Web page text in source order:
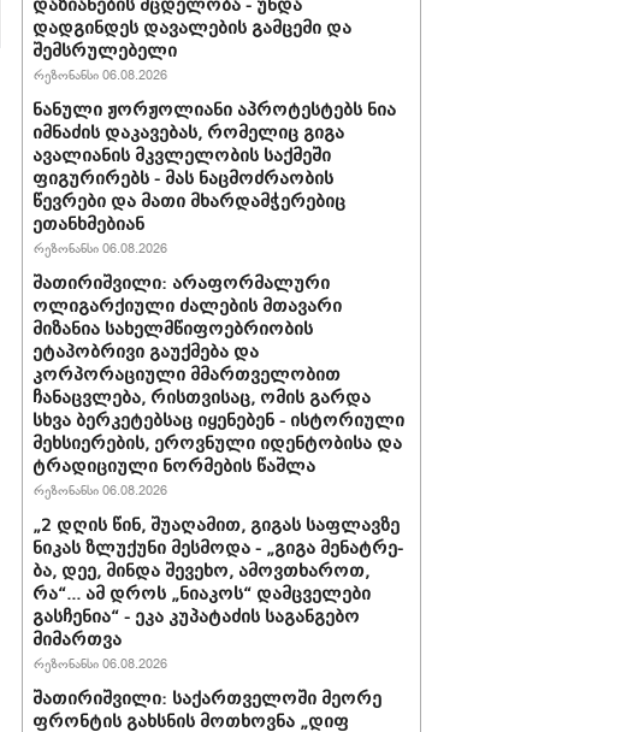
დაზიანების მცდელობა - უნდა
დადგინდეს დავალების გამცემი და
შემსრულებელი
რეზონანსი 06.08.2026
ნანული ჟორჟოლიანი აპროტესტებს ნია
იმნაძის დაკავებას, რომელიც გიგა
ავალიანის მკვლელობის საქმეში
ფიგურირებს - მას ნაცმოძრაობის
წევრები და მათი მხარდამჭერებიც
ეთანხმებიან
რეზონანსი 06.08.2026
შათირიშვილი: არაფორმალური
ოლიგარქიული ძალების მთავარი
მიზანია სახელმწიფოებრიობის
ეტაპობრივი გაუქმება და
კორპორაციული მმართველობით
ჩანაცვლება, რისთვისაც, ომის გარდა
სხვა ბერკეტებსაც იყენებენ - ისტორიული
მეხსიერების, ეროვნული იდენტობისა და
ტრადიციული ნორმების წაშლა
რეზონანსი 06.08.2026
„2 დღის წინ, შუ­ა­ღა­მით, გი­გას საფ­ლავ­ზე
ნი­კას ზლუ­ქუ­ნი მესმოდა - „გიგა მე­ნატ­რე­
ბა, დეე, მინ­და შე­ვე­ხო, ამოვ­თხა­როთ,
რა“... ამ დროს „ნი­ა­კოს“ დამ­ცვე­ლე­ბი
გას­ჩე­ნია“ - ეკა კუპატაძის საგანგებო
მიმართვა
რეზონანსი 06.08.2026
შათირიშვილი: საქართველოში მეორე
ფრონტის გახსნის მოთხოვნა „დიფ